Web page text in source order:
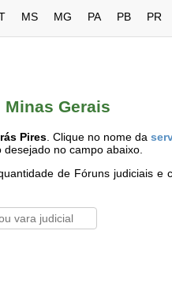
MS MG PA PB PR
Gerais
Pires . Clique no nome da
no campo abaixo.
de Fóruns judiciais e